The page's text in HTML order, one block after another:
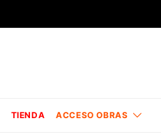
TIENDA ACCESO OBRAS